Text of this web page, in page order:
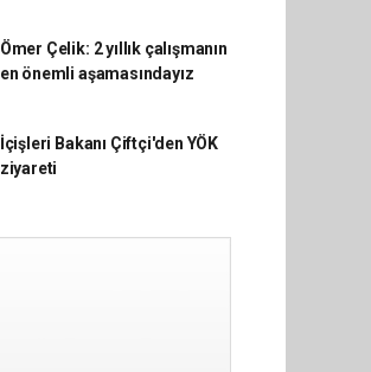
Ömer Çelik: 2 yıllık çalışmanın
en önemli aşamasındayız
İçişleri Bakanı Çiftçi'den YÖK
ziyareti